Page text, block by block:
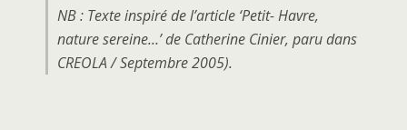
NB : Texte inspiré de l’article ‘Petit- Havre,
nature sereine…’ de Catherine Cinier, paru dans
CREOLA / Septembre 2005).